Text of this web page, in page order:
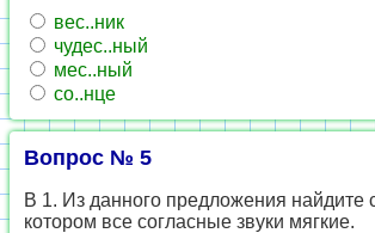
вес..ник
чудес..ный
мес..ный
со..нце
Вопрос № 5
В 1. Из данного предложения найдите
котором все согласные звуки мягкие.